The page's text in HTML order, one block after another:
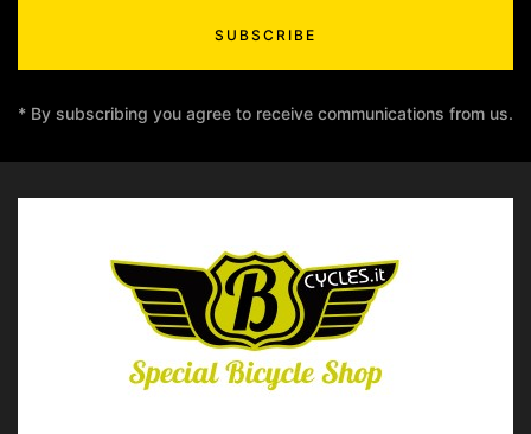
SUBSCRIBE
* By subscribing you agree to receive communications from us.